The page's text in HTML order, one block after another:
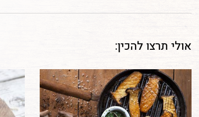
אולי תרצו להכין: